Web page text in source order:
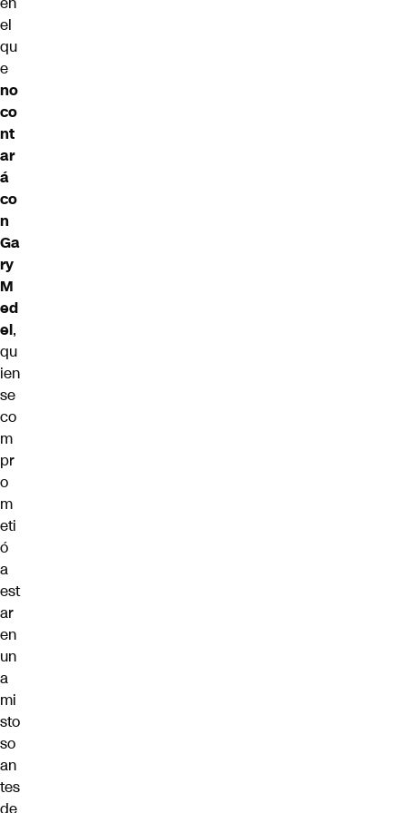
el
qu
e
no
co
nt
ar
á
co
n
Ga
ry
M
ed
el,
qu
ien
se
co
m
pr
o
m
eti
ó
a
est
ar
en
un
a
mi
sto
so
an
tes
de